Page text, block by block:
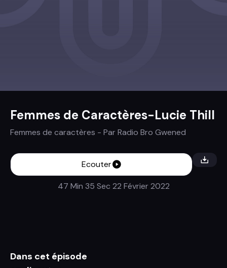
Femmes de Caractères-Lucie Thill
Femmes de caractères - ParRadio Bro Gwened
Ecouter
47 Min 35 Sec 22 Février 2022
Dans cet épisode